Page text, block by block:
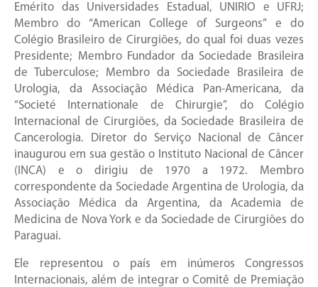
Emérito das Universidades Estadual, UNIRIO e UFRJ;
Membro do “American College of Surgeons” e do
Colégio Brasileiro de Cirurgiões, do qual foi duas vezes
Presidente; Membro Fundador da Sociedade Brasileira
de Tuberculose; Membro da Sociedade Brasileira de
Urologia, da Associação Médica Pan-Americana, da
“Societé Internationale de Chirurgie”, do Colégio
Internacional de Cirurgiões, da Sociedade Brasileira de
Cancerologia. Diretor do Serviço Nacional de Câncer
inaugurou em sua gestão o Instituto Nacional de Câncer
(INCA) e o dirigiu de 1970 a 1972. Membro
correspondente da Sociedade Argentina de Urologia, da
Associação Médica da Argentina, da Academia de
Medicina de Nova York e da Sociedade de Cirurgiões do
Paraguai.
Ele representou o país em inúmeros Congressos
Internacionais, além de integrar o Comitê de Premiação